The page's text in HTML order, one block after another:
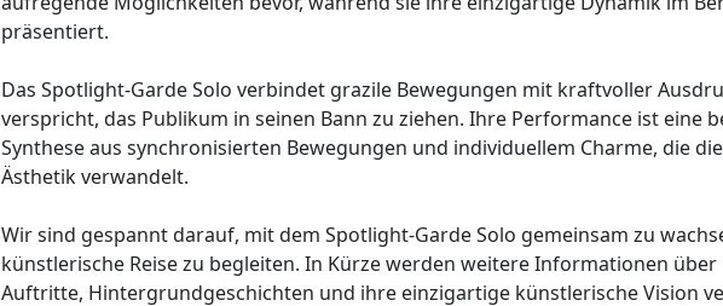
präsentiert.
Das Spotlight-Garde Solo verbindet grazile Bewegungen mit kraftvoller
verspricht, das Publikum in seinen Bann zu ziehen. Ihre Performance ist eine
Synthese aus synchronisierten Bewegungen und individuellem Charme, die
Ästhetik verwandelt.
Wir sind gespannt darauf, mit dem Spotlight-Garde Solo gemeinsam zu
künstlerische Reise zu begleiten. In Kürze werden weitere Informationen
Auftritte, Hintergrundgeschichten und ihre einzigartige künstlerische Vision